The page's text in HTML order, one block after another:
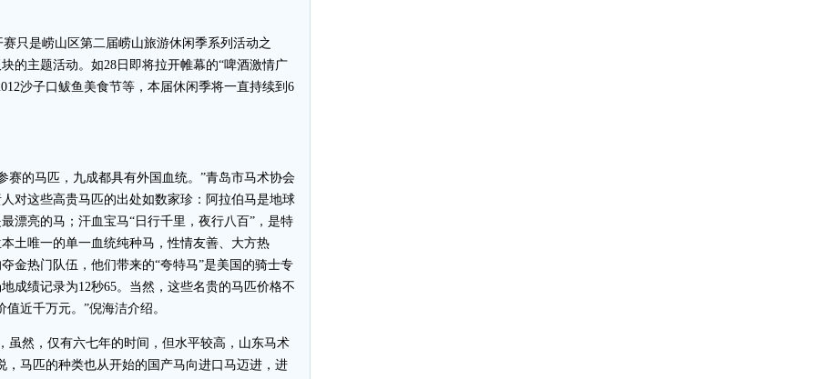
只是崂山区第二届崂山旅游休闲季系列活动之
的主题活动。如28日即将拉开帷幕的“啤酒激情广
沙子口鲅鱼美食节等，本届休闲季将一直持续到6
的马匹，九成都具有外国血统。”青岛市马术协会
对这些高贵马匹的出处如数家珍：阿拉伯马是地球
漂亮的马；汗血宝马“日行千里，夜行八百”，是特
土唯一的单一血统纯种马，性情友善、大方热
热门队伍，他们带来的“夸特马”是美国的骑士专
成绩记录为12秒65。当然，这些名贵的马匹价格不
近千万元。”倪海洁介绍。
然，仅有六七年的时间，但水平较高，山东马术
，马匹的种类也从开始的国产马向进口马迈进，进